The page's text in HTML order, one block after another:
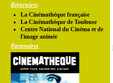
Répertoires
La Cinémathèque française
La Cinémathèque de Toulouse
Centre National du Cinéma et de
l'image animée
Partenaires